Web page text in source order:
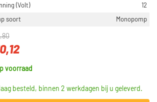
(Volt)
12
soort
Monopomp
voorraad
besteld, binnen 2 werkdagen bij u geleverd.